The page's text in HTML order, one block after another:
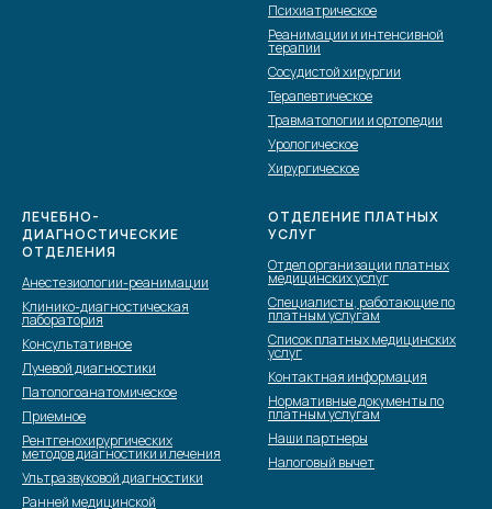
Психиатрическое
Реанимации и интенсивной
терапии
Сосудистой хирургии
Терапевтическое
Травматологии и ортопедии
Урологическое
Хирургическое
ЛЕЧЕБНО-
ДИАГНОСТИЧЕСКИЕ
ОТДЕЛЕНИЯ
Анестезиологии-реанимации
Клинико-диагностическая
лаборатория
Консультативное
Лучевой диагностики
Патологоанатомическое
Приемное
Рентгенохирургических
методов диагностики и лечения
Ультразвуковой диагностики
Ранней медицинской
ОТДЕЛЕНИЕ ПЛАТНЫХ
УСЛУГ
Отдел организации платных
медицинских услуг
Специалисты, работающие по
платным услугам
Список платных медицинских
услуг
Контактная информация
Нормативные документы по
платным услугам
Наши партнеры
Налоговый вычет